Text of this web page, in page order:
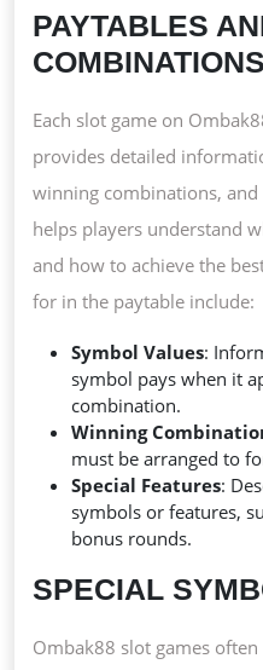
PAYTABLES
COMBINATIONS
Each slot game on
provides detailed
winning combinations,
helps players understand
and how to achieve the
for in the paytable include:
Symbol Values:
symbol pays when it
combination.
Winning
must be arranged to
Special Features:
symbols or features,
bonus rounds.
SPECIAL
Ombak88 slot games